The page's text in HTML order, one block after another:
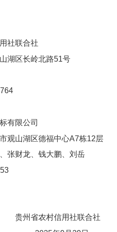
社联合社
湖区长岭北路51号
有限公司
观山湖区德福中心A7栋12层
张财龙、钱大鹏、刘岳
贵州省农村信用社联合社